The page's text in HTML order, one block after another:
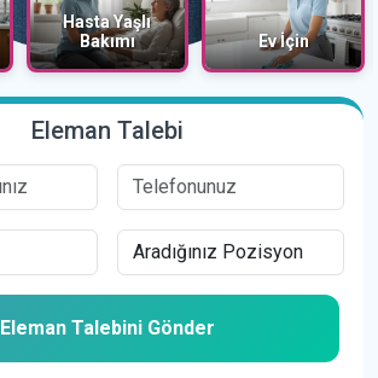
Ev İçin Bebek ve Çocuk
Eleman Talebi
Eleman Talebini Gönder